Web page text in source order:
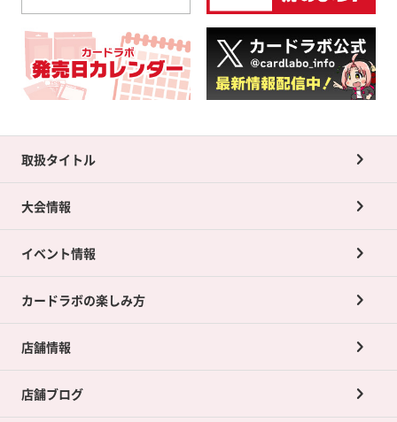
取扱タイトル
大会情報
イベント情報
カードラボの楽しみ方
店舗情報
店舗ブログ